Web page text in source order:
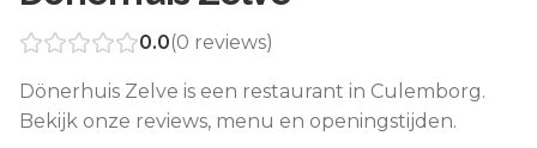
0.0(0 reviews)
Dönerhuis Zelve is een restaurant in Culemborg.
Bekijk onze reviews, menu en openingstijden.